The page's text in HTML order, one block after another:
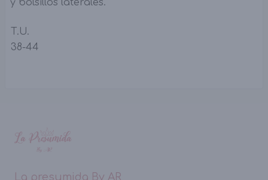
y bolsillos laterales.
T.U.
38-44
La presumida By AR